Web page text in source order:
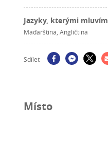
Jazyky, kterými mluvím
Maďarština, Angličtina
Sdílet
Místo